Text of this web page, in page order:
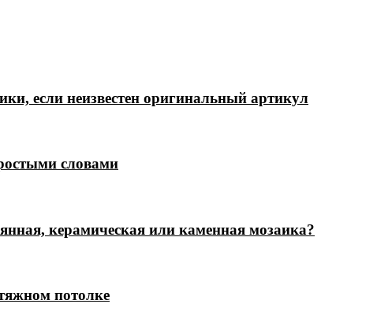
если неизвестен оригинальный артикул
словами
керамическая или каменная мозаика?
потолке